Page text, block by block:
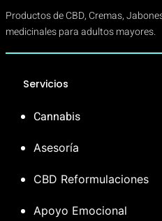
Productos de CBD, Cremas,
medicinales para adultos mayores.
Servicios
Cannabis
Asesoría
CBD Reformulaciones
Apoyo Emocional